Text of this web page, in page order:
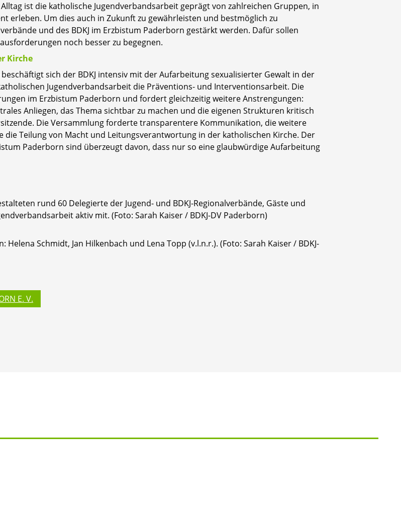
ist die katholische Jugendverbandsarbeit geprägt von zahlreichen Gruppen, in
erleben. Um dies auch in Zukunft zu gewährleisten und bestmöglich zu
und des BDKJ im Erzbistum Paderborn gestärkt werden. Dafür sollen
noch besser zu begegnen.
Kirche
sich der BDKJ intensiv mit der Aufarbeitung sexualisierter Gewalt in der
Jugendverbandsarbeit die Präventions- und Interventionsarbeit. Die
im Erzbistum Paderborn und fordert gleichzeitig weitere Anstrengungen:
Anliegen, das Thema sichtbar zu machen und die eigenen Strukturen kritisch
Die Versammlung forderte transparentere Kommunikation, die weitere
Teilung von Macht und Leitungsverantwortung in der katholischen Kirche. Der
Paderborn sind überzeugt davon, dass nur so eine glaubwürdige Aufarbeitung
rund 60 Delegierte der Jugend- und BDKJ-Regionalverbände, Gäste und
aktiv mit. (Foto: Sarah Kaiser / BDKJ-DV Paderborn)
Schmidt, Jan Hilkenbach und Lena Topp (v.l.n.r.). (Foto: Sarah Kaiser / BDKJ-
E. V.